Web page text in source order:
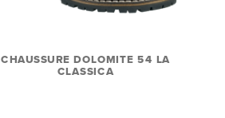
CHAUSSURE DOLOMITE 54 LA
CLASSICA